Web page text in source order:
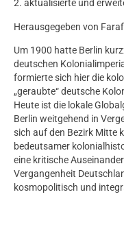
2. aktualisierte und
Herausgegeben von
Um 1900 hatte Berlin
deutschen
formierte sich hier die
„geraubte“ deutsche
Heute ist die lokale
Berlin weitgehend in
sich auf den Bezirk Mitte
bedeutsamer
eine kritische
Vergangenheit
kosmopolitisch und